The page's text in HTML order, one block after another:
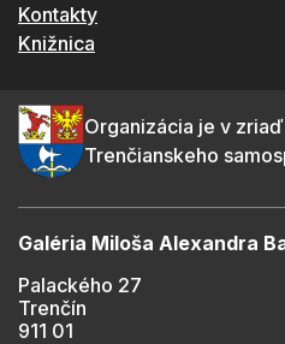
Kontakty
Knižnica
Organizácia je v
Trenčianskeho
Galéria Miloša Alexandra
Palackého 27
Trenčín
911 01